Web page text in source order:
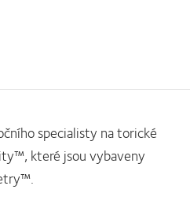
specialisty na torické
které jsou vybaveny